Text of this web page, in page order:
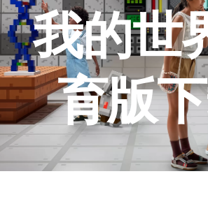
我的世
育版